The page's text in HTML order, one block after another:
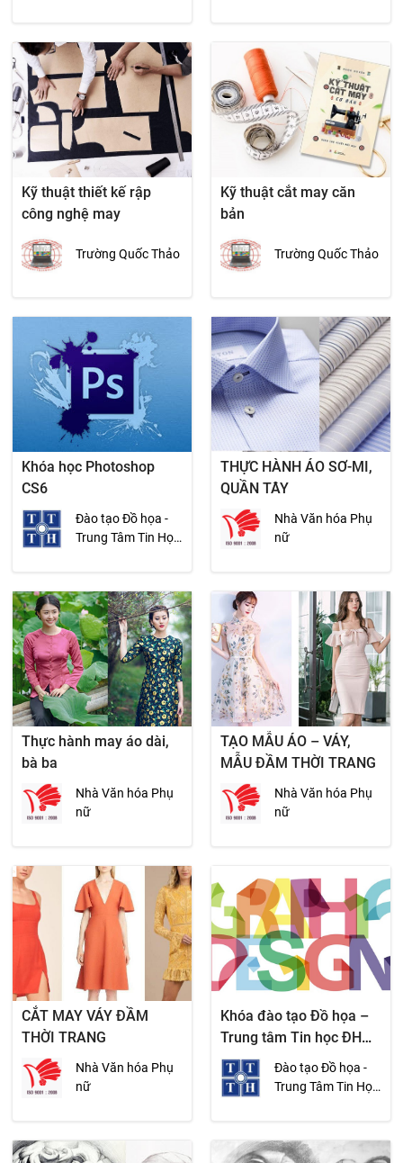
Kỹ thuật thiết kế rập
công nghệ may
Trường Quốc Thảo
Kỹ thuật cắt may căn
bản
Trường Quốc Thảo
Khóa học Photoshop
CS6
Đào tạo Đồ họa -
Trung Tâm Tin Học
THỰC HÀNH ÁO SƠ-MI,
QUẦN TÂY
Nhà Văn hóa Phụ
nữ
Thực hành may áo dài,
bà ba
Nhà Văn hóa Phụ
nữ
TẠO MẪU ÁO – VÁY,
MẪU ĐẦM THỜI TRANG
Nhà Văn hóa Phụ
nữ
CẮT MAY VÁY ĐẦM
THỜI TRANG
Nhà Văn hóa Phụ
nữ
Khóa đào tạo Đồ họa –
Trung tâm Tin học ĐH
Khoa học Tự nhiên
TP.HCM
Đào tạo Đồ họa -
Trung Tâm Tin Học